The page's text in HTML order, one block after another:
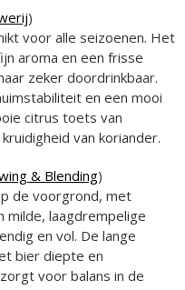
)
voor alle seizoenen. Het
aroma en een frisse
zeker doordrinkbaar.
en een mooi
citrus toets van
van koriander.
& Blending)
de voorgrond, met
milde, laagdrempelige
en vol. De lange
bier diepte en
voor balans in de